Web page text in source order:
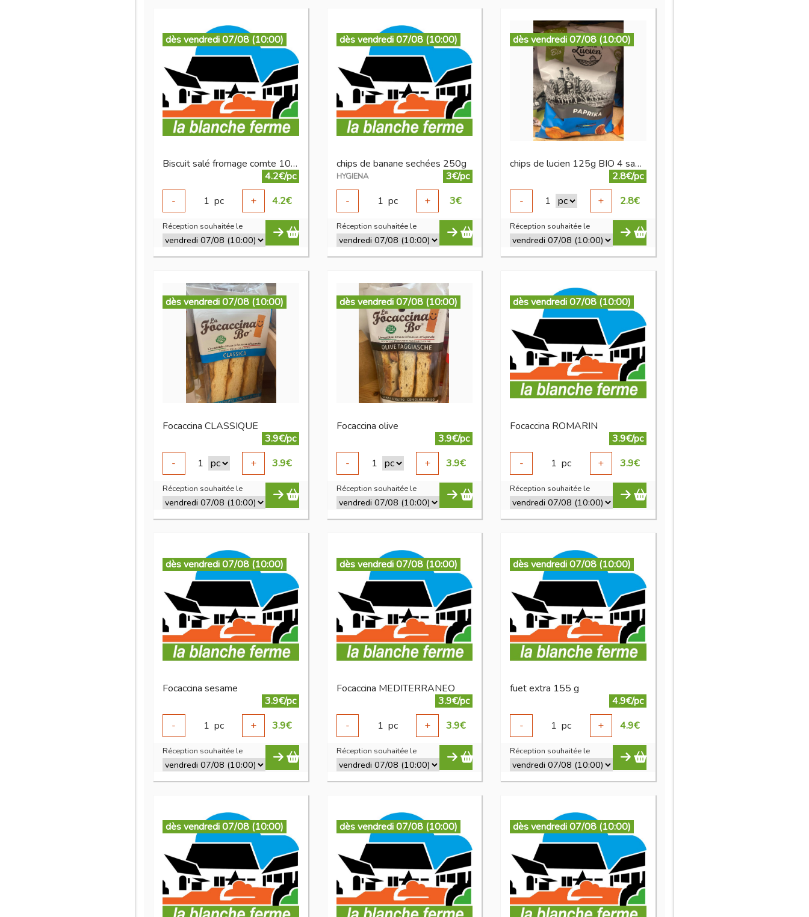
dès vendredi 07/08 (10:00)
Biscuit salé fromage comte 100 g
4.2€/pc
-
1 pc + 4.2€
Réception souhaitée le
dès vendredi 07/08 (10:00)
chips de banane sechées 250g
HYGIENA
3€/pc
-
1 pc + 3€
Réception souhaitée le
dès vendredi 07/08 (10:00)
chips de lucien 125g BIO 4 saveurs
2.8€/pc
-
1 + 2.8€
Réception souhaitée le
dès vendredi 07/08 (10:00)
Focaccina CLASSIQUE
3.9€/pc
-
1 + 3.9€
Réception souhaitée le
dès vendredi 07/08 (10:00)
Focaccina olive
3.9€/pc
-
1 + 3.9€
Réception souhaitée le
dès vendredi 07/08 (10:00)
Focaccina ROMARIN
3.9€/pc
-
1 pc + 3.9€
Réception souhaitée le
dès vendredi 07/08 (10:00)
Focaccina sesame
3.9€/pc
-
1 pc + 3.9€
Réception souhaitée le
dès vendredi 07/08 (10:00)
Focaccina MEDITERRANEO
3.9€/pc
-
1 pc + 3.9€
Réception souhaitée le
dès vendredi 07/08 (10:00)
fuet extra 155 g
4.9€/pc
-
1 pc + 4.9€
Réception souhaitée le
dès vendredi 07/08 (10:00) dès vendredi 07/08 (10:00) dès vendredi 07/08 (10:00)